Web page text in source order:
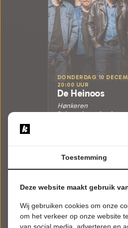
DONDERDAG 10
20:00 UUR
De Heinoos
Hønkeren
Schouwburg Lochem
Tickets
Toestemming
Deze website maakt gebruik
Wij gebruiken cookies om onze
om het verkeer op onze website